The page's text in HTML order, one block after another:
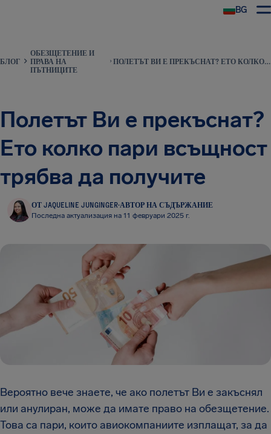
BG
БЛОГ
ОБЕЗЩЕТЕНИЕ И
ПРАВА НА
ПЪТНИЦИТЕ
ПОЛЕТЪТ ВИ Е ПРЕКЪСНАТ? ЕТО КОЛКО ПАРИ ВСЪЩНОСТ ТРЯБВА ДА ПОЛУЧИТЕ
Полетът Ви е прекъснат?
Ето колко пари всъщност
трябва да получите
ОТ JAQUELINE JUNGINGER·АВТОР НА СЪДЪРЖАНИЕ
Последна актуализация на 11 февруари 2025 г.
Вероятно вече знаете, че ако полетът Ви е закъснял
или анулиран, може да имате право на обезщетение.
Това са пари, които авиокомпаниите изплащат, за да